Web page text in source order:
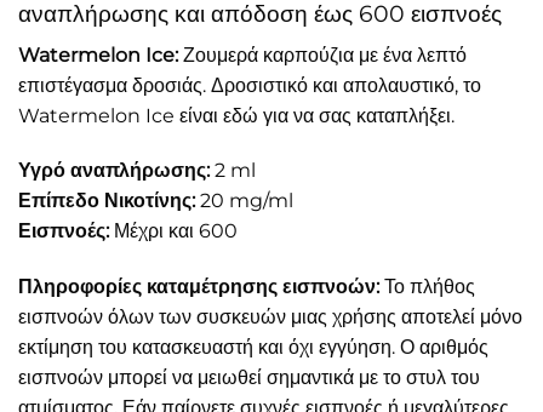
αναπλήρωσης και απόδοση έως 600 εισπνοές
Watermelon Ice:Ζουμερά καρπούζια με ένα λεπτό
επιστέγασμα δροσιάς. Δροσιστικό και απολαυστικό, το
Watermelon Ice είναι εδώ για να σας καταπλήξει.
Υγρό αναπλήρωσης:2 ml
Επίπεδο Νικοτίνης:20 mg/ml
Εισπνοές:Μέχρι και 600
Πληροφορίες καταμέτρησης εισπνοών:Το πλήθος
εισπνοών όλων των συσκευών μιας χρήσης αποτελεί μόνο
εκτίμηση του κατασκευαστή και όχι εγγύηση. Ο αριθμός
εισπνοών μπορεί να μειωθεί σημαντικά με το στυλ του